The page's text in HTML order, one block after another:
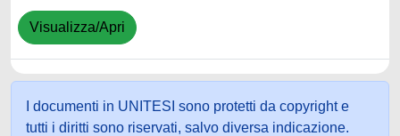
Visualizza/Apri
I documenti in UNITESI sono protetti da copyright e
tutti i diritti sono riservati, salvo diversa indicazione.